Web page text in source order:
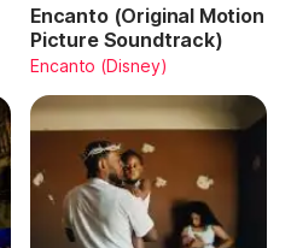
Encanto (Original Motion
Picture Soundtrack)
Encanto (Disney)